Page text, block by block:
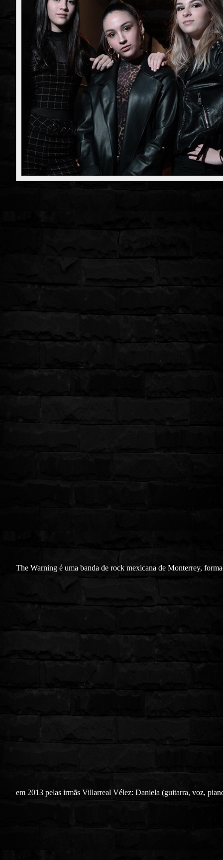
The Warning é uma banda de rock mexicana de Monterrey,
em 2013 pelas irmãs Villarreal Vélez: Daniela (guitarra, voz,